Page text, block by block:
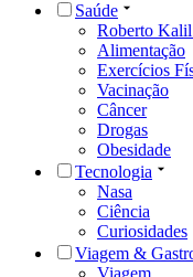
Saúde
Roberto
Alimentação
Exercícios
Vacinação
Câncer
Drogas
Obesidade
Tecnologia
Nasa
Ciência
Curiosidades
Viagem &